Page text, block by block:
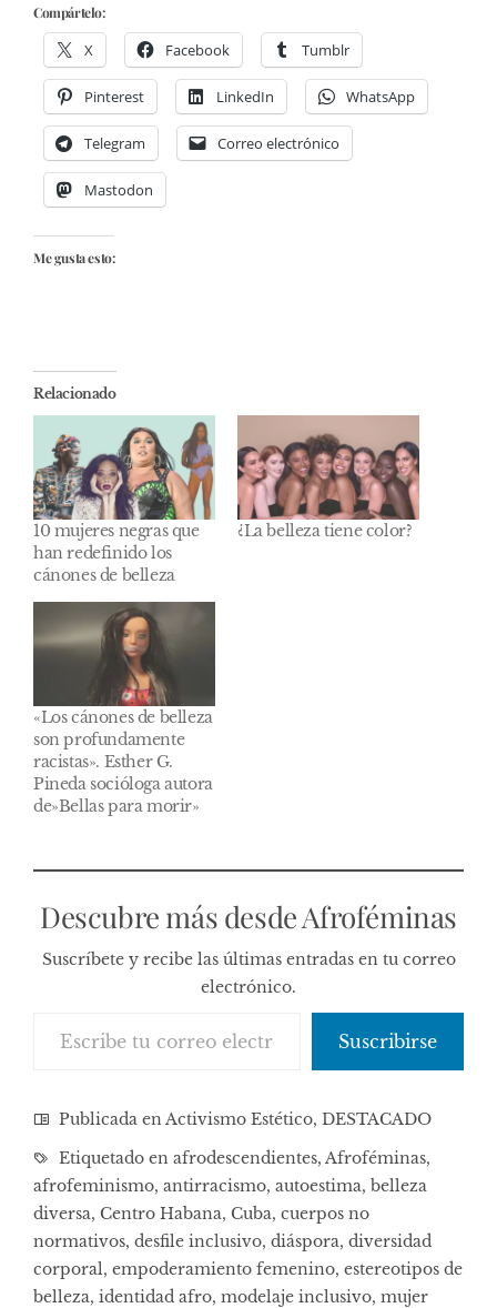
Compártelo:
X Facebook Tumblr
Pinterest LinkedIn WhatsApp
Telegram Correo electrónico
Mastodon
Me gusta esto:
Relacionado
10 mujeres negras que
han redefinido los
cánones de belleza
¿La belleza tiene color?
«Los cánones de belleza
son profundamente
racistas». Esther G.
Pineda socióloga autora
de»Bellas para morir»
Descubre más desde Afroféminas
Suscríbete y recibe las últimas entradas en tu correo
electrónico.
Suscribirse
Publicada enActivismo Estético, DESTACADO
Etiquetado en afrodescendientes, Afroféminas,
afrofeminismo, antirracismo, autoestima, belleza
diversa, Centro Habana, Cuba, cuerpos no
normativos, desfile inclusivo, diáspora, diversidad
corporal, empoderamiento femenino, estereotipos de
belleza, identidad afro, modelaje inclusivo, mujer